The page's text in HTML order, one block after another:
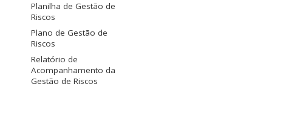
Planilha de Gestão de
Riscos
Plano de Gestão de
Riscos
Relatório de
Acompanhamento da
Gestão de Riscos